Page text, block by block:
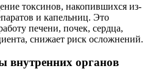
токсинов, накопившихся из-
и капельниц. Это
печени, почек, сердца,
снижает риск осложнений.
внутренних органов